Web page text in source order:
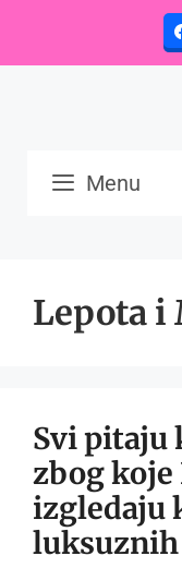
content
Menu
Lepota i
Svi pitaju
zbog koje
izgledaju
luksuznih